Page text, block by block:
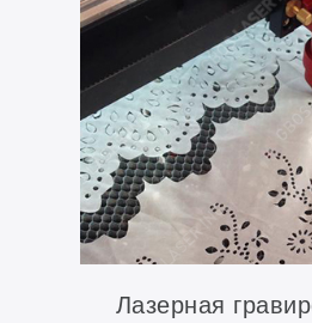
Лазерная